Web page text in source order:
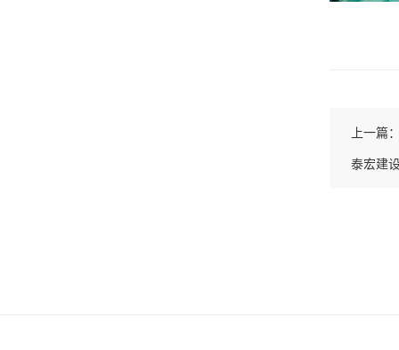
上一篇
泰宏建